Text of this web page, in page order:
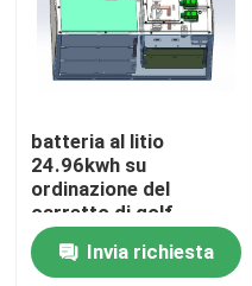
Prodotti
Circa noi
batteria al litio
24.96kwh su
ordinazione del
carretto di golf
83.2v300ah
Invia richiesta